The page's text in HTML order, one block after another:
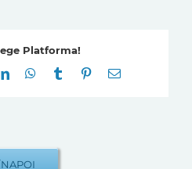
Platforma!
LinkedInWhatsApp
Tumblr Pinterest
E-